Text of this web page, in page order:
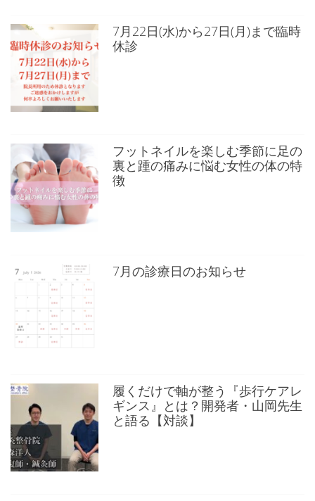
7月22日(水)から27日(月)まで臨時
休診
フットネイルを楽しむ季節に足の
裏と踵の痛みに悩む女性の体の特
徴
7月の診療日のお知らせ
履くだけで軸が整う『歩行ケアレ
ギンス』とは？開発者・山岡先生
と語る【対談】